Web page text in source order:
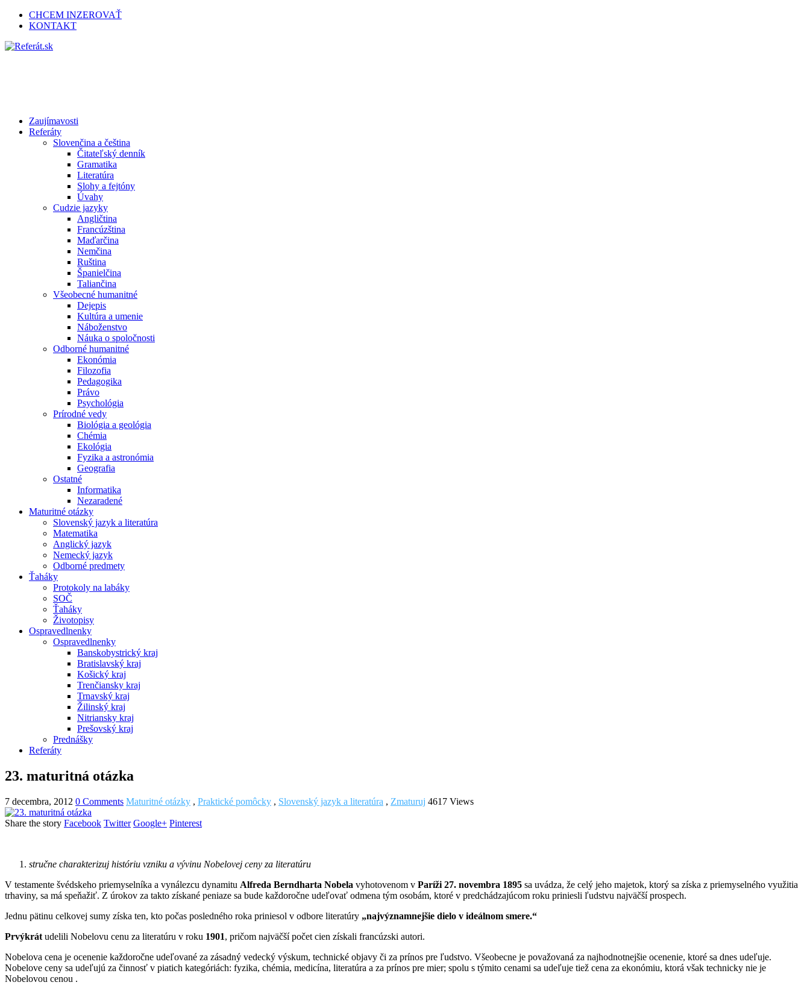
CHCEM INZEROVAŤ
KONTAKT
Zaujímavosti
Referáty
Slovenčina a čeština
Čitateľský denník
Gramatika
Literatúra
Slohy a fejtóny
Úvahy
Cudzie jazyky
Angličtina
Francúzština
Maďarčina
Nemčina
Ruština
Španielčina
Taliančina
Všeobecné humanitné
Dejepis
Kultúra a umenie
Náboženstvo
Náuka o spoločnosti
Odborné humanitné
Ekonómia
Filozofia
Pedagogika
Právo
Psychológia
Prírodné vedy
Biológia a geológia
Chémia
Ekológia
Fyzika a astronómia
Geografia
Ostatné
Informatika
Nezaradené
Maturitné otázky
Slovenský jazyk a literatúra
Matematika
Anglický jazyk
Nemecký jazyk
Odborné predmety
Ťaháky
Protokoly na labáky
SOČ
Ťaháky
Životopisy
Ospravedlnenky
Ospravedlnenky
Banskobystrický kraj
Bratislavský kraj
Košický kraj
Trenčiansky kraj
Trnavský kraj
Žilinský kraj
Nitriansky kraj
Prešovský kraj
Prednášky
Referáty
23. maturitná otázka
7 decembra, 2012 0 Comments Maturitné otázky , Praktické pomôcky , Slovenský jazyk a literatúra , Zmaturuj 4617 Views
Share the story Facebook Twitter Google+ Pinterest
stručne charakterizuj históriu vzniku a vývinu Nobelovej ceny za literatúru
V testamente švédskeho priemyselníka a vynálezcu dynamitu Alfreda Berndharta Nobela vyhotovenom v Paríži 27. novembra 1895 sa uvádza, že celý jeho majetok, ktorý sa získa z priemyselného využitia
trhaviny, sa má speňažiť. Z úrokov za takto získané peniaze sa bude každoročne udeľovať odmena tým osobám, ktoré v predchádzajúcom roku priniesli ľudstvu najväčší prospech.
Jednu pätinu celkovej sumy získa ten, kto počas posledného roka priniesol v odbore literatúry „najvýznamnejšie dielo v ideálnom smere.“
Prvýkrát udelili Nobelovu cenu za literatúru v roku 1901, pričom najväčší počet cien získali francúzski autori.
Nobelova cena je ocenenie každoročne udeľované za zásadný vedecký výskum, technické objavy či za prínos pre ľudstvo. Všeobecne je považovaná za najhodnotnejšie ocenenie, ktoré sa dnes udeľuje.
Nobelove ceny sa udeľujú za činnosť v piatich kategóriách: fyzika, chémia, medicína, literatúra a za prínos pre mier; spolu s týmito cenami sa udeľuje tiež cena za ekonómiu, ktorá však technicky nie je
Nobelovou cenou .